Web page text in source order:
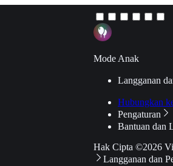
Mode Anak
Langganan
Hubungkan
Pengaturan
Bantuan dan
Hak Cipta ©2026
Langganan dan